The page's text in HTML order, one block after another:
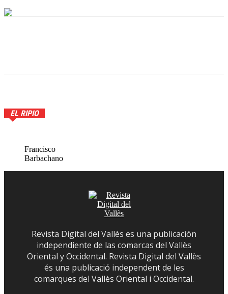
EL RIPIO
Francisco
Barbachano
Revista Digital del Vallès es una publicación
independiente de las comarcas del Vallès
Oriental y Occidental. Revista Digital del Vallès
és una publicació independent de les
comarques del Vallès Oriental i Occidental.